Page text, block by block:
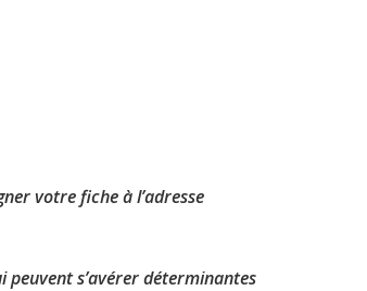
votre fiche à l’adresse
s’avérer déterminantes